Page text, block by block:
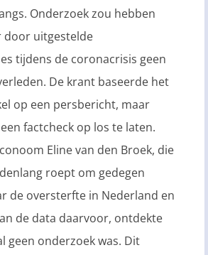
Onderzoek zou hebben
door uitgestelde
tijdens de coronacrisis geen
De krant baseerde het
op een persbericht, maar
factcheck op los te laten.
Eline van den Broek, die
roept om gedegen
de oversterfte in Nederland en
de data daarvoor, ontdekte
geen onderzoek was. Dit